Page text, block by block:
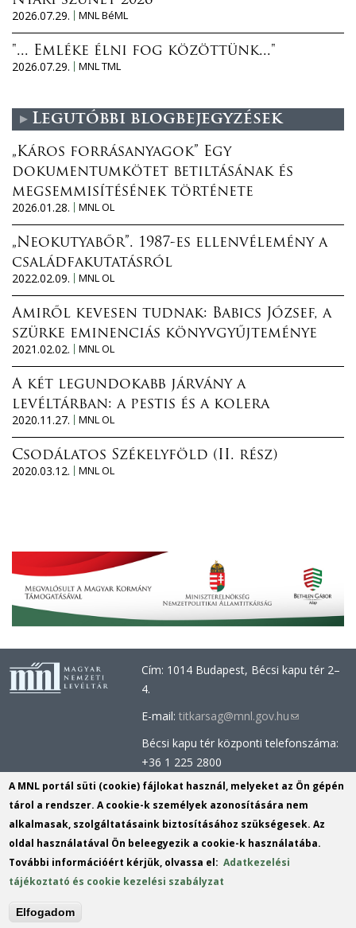
2026.07.29.
MNL BéML
"... Emléke élni fog közöttünk..."
2026.07.29.
MNL TML
Legutóbbi blogbejegyzések
„Káros forrásanyagok” Egy
dokumentumkötet betiltásának és
megsemmisítésének története
2026.01.28.
MNL OL
„Neokutyabőr”. 1987-es ellenvélemény a
családfakutatásról
2022.02.09.
MNL OL
Amiről kevesen tudnak: Babics József, a
szürke eminenciás könyvgyűjteménye
2021.02.02.
MNL OL
A két legundokabb járvány a
levéltárban: a pestis és a kolera
2020.11.27.
MNL OL
Csodálatos Székelyföld (II. rész)
2020.03.12.
MNL OL
Cím: 1014 Budapest, Bécsi kapu tér 2–
4.
E-mail:titkarsag@mnl.gov.hu(link
sends
mail)
Bécsi kapu tér központi telefonszáma:
+36 1 225 2800
Óbudai épület központi telefonszáma:
+36 1 437 0660
Információs Iroda (Kutatószolgálat):
info@mnl.gov.hu(link
sends
Tel.: +36 1 225 2843, +36 1 225 2844
Postacím: 1014 Budapest, Bécsi kapu
A MNL portál süti (cookie) fájlokat használ, melyeket az Ön gépén
tárol a rendszer. A cookie-k személyek azonosítására nem
alkalmasak, szolgáltatásaink biztosításához szükségesek. Az
oldal használatával Ön beleegyezik a cookie-k használatába.
További információért kérjük, olvassa el:Adatkezelési
tájékoztató és cookie kezelési szabályzat
Elfogadom